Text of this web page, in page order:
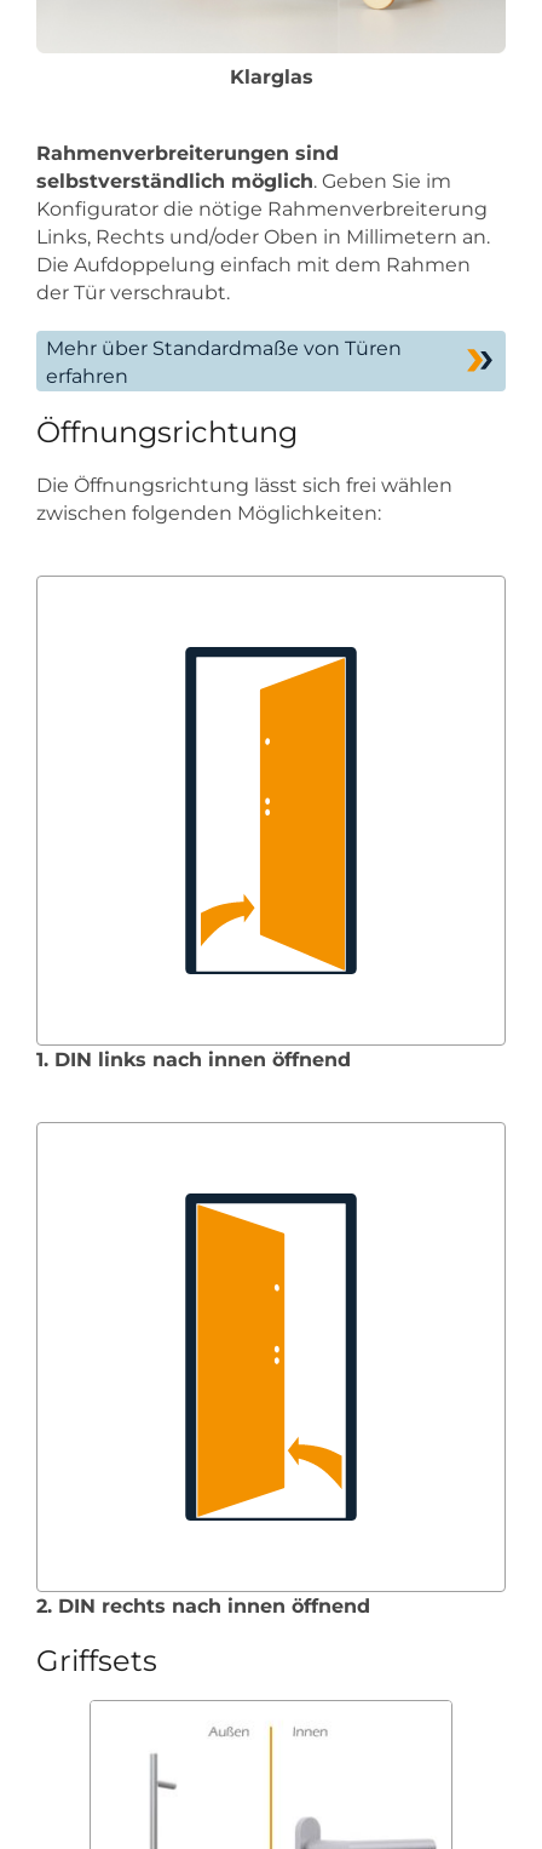
Klarglas
Rahmenverbreiterungen sind
selbstverständlich möglich. Geben Sie im
Konfigurator die nötige Rahmenverbreiterung
Links, Rechts und/oder Oben in Millimetern an.
Die Aufdoppelung einfach mit dem Rahmen
der Tür verschraubt.
Mehr über Standardmaße von Türen
erfahren
Öffnungsrichtung
Die Öffnungsrichtung lässt sich frei wählen
zwischen folgenden Möglichkeiten:
1. DIN links nach innen öffnend
2. DIN rechts nach innen öffnend
Griffsets